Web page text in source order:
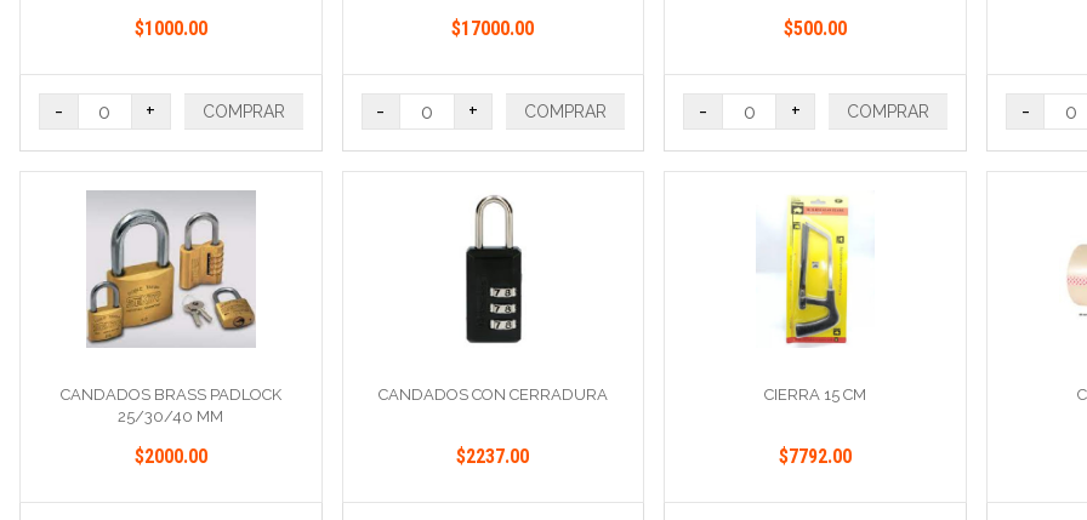
$1000.00
- + COMPRAR
$17000.00
- + COMPRAR
$500.00
- + COMPRAR -
CANDADOS BRASS PADLOCK
25/30/40 MM
$2000.00
CANDADOS CON CERRADURA
$2237.00
CIERRA 15 CM
$7792.00